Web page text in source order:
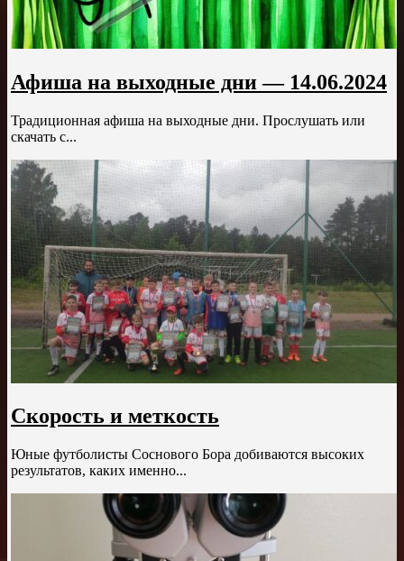
Афиша на выходные дни — 14.06.2024
Традиционная афиша на выходные дни. Прослушать или
скачать с...
Скорость и меткость
Юные футболисты Соснового Бора добиваются высоких
результатов, каких именно...